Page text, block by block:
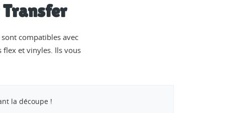
compatibles avec
flex et vinyles. Ils vous
la découpe !